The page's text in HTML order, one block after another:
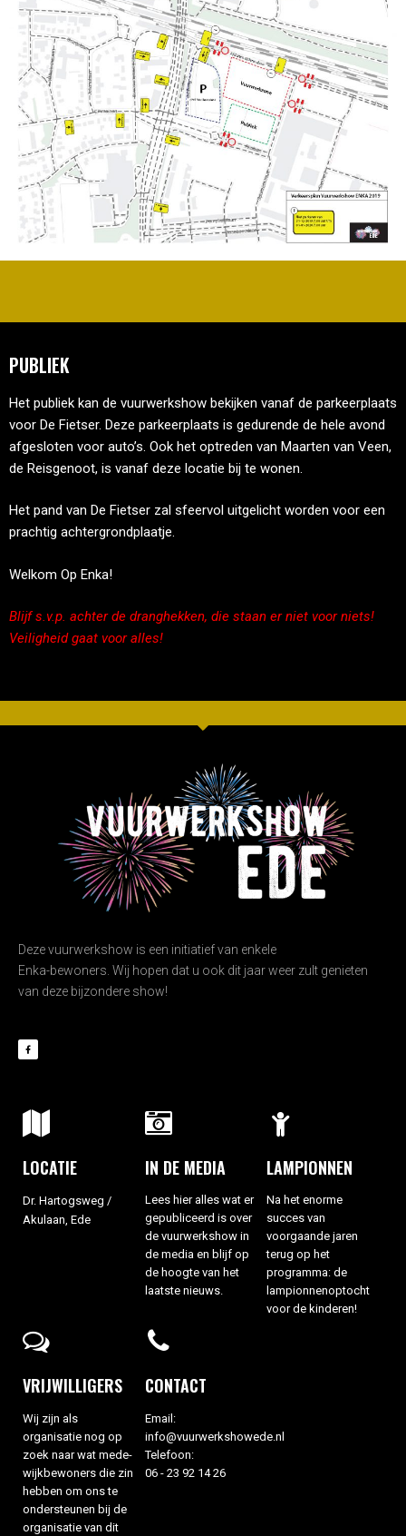
PUBLIEK
Het publiek kan de vuurwerkshow bekijken vanaf de parkeerplaats
voor De Fietser. Deze parkeerplaats is gedurende de hele avond
afgesloten voor auto’s. Ook het optreden van Maarten van Veen,
de Reisgenoot, is vanaf deze locatie bij te wonen.
Het pand van De Fietser zal sfeervol uitgelicht worden voor een
prachtig achtergrondplaatje.
Welkom Op Enka!
Blijf s.v.p. achter de dranghekken, die staan er niet voor niets!
Veiligheid gaat voor alles!
Deze vuurwerkshow is een initiatief van enkele
Enka-bewoners. Wij hopen dat u ook dit jaar weer zult genieten
van deze bijzondere show!
LOCATIE
Dr. Hartogsweg /
Akulaan, Ede
IN DE MEDIA​
Lees hier alles wat er
gepubliceerd is over
de vuurwerkshow in
de media en blijf op
de hoogte van het
laatste nieuws.
LAMPIONNEN
Na het enorme
succes van
voorgaande jaren
terug op het
programma: de
lampionnenoptocht
voor de kinderen!
VRIJWILLIGERS
Wij zijn als
organisatie nog op
zoek naar wat mede-
wijkbewoners die zin
hebben om ons te
ondersteunen bij de
organisatie van dit
CONTACT
Email:
info@vuurwerkshowede.nl
Telefoon:
06 - 23 92 14 26